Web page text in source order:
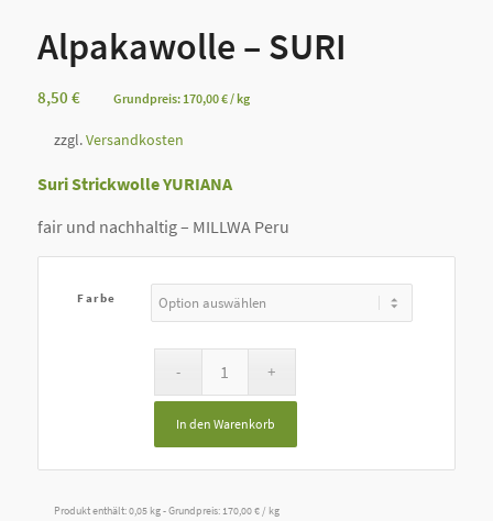
Alpakawolle – SURI
8,50 € Grundpreis: 170,00€/kg
zzgl.Versandkosten
Suri Strickwolle YURIANA
fair und nachhaltig – MILLWA Peru
Farbe
In den Warenkorb
Produkt enthält: 0,05 kg- Grundpreis: 170,00€/ kg